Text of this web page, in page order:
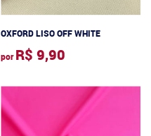
OXFORD LISO OFF WHITE
por R$ 9,90